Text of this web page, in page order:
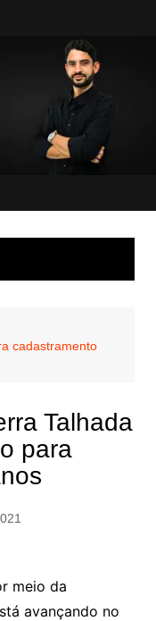
cadastramento
Talhada
para
meio da
avançando no